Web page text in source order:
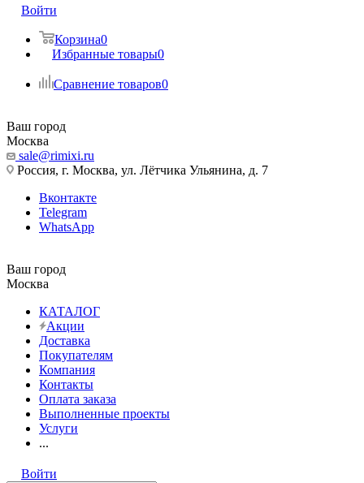
Войти
Корзина0
Избранные товары0
Сравнение товаров0
Ваш город
Москва
sale@rimixi.ru
Россия, г. Москва, ул. Лётчика Ульянина, д. 7
Вконтакте
Telegram
WhatsApp
Ваш город
Москва
КАТАЛОГ
Акции
Доставка
Покупателям
Компания
Контакты
Оплата заказа
Выполненные проекты
Услуги
...
Войти